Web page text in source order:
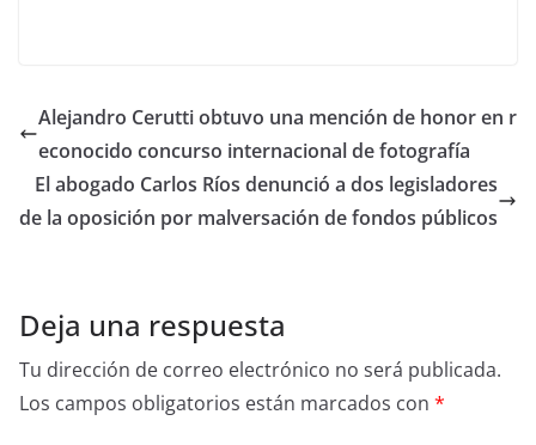
Alejandro Cerutti obtuvo una mención de honor en r
econocido concurso internacional de fotografía
El abogado Carlos Ríos denunció a dos legisladores
de la oposición por malversación de fondos públicos
Deja una respuesta
Tu dirección de correo electrónico no será publicada.
Los campos obligatorios están marcados con *